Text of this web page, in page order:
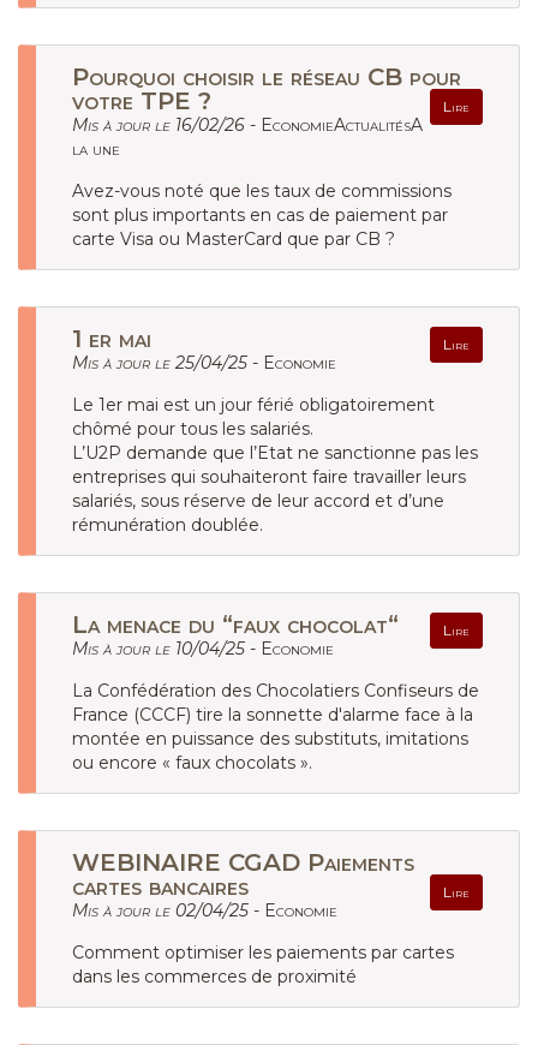
Pourquoi choisir le réseau CB pour
votre TPE ?
Lire
Mis à jour le 16/02/26 - EconomieActualitésA
la une
Avez-vous noté que les taux de commissions
sont plus importants en cas de paiement par
carte Visa ou MasterCard que par CB ?
1 er mai Lire
Mis à jour le 25/04/25 - Economie
Le 1er mai est un jour férié obligatoirement
chômé pour tous les salariés.
L’U2P demande que l’Etat ne sanctionne pas les
entreprises qui souhaiteront faire travailler leurs
salariés, sous réserve de leur accord et d’une
rémunération doublée.
La menace du “faux chocolat“ Lire
Mis à jour le 10/04/25 - Economie
La Confédération des Chocolatiers Confiseurs de
France (CCCF) tire la sonnette d'alarme face à la
montée en puissance des substituts, imitations
ou encore « faux chocolats ».
WEBINAIRE CGAD Paiements
cartes bancaires
Lire
Mis à jour le 02/04/25 - Economie
Comment optimiser les paiements par cartes
dans les commerces de proximité